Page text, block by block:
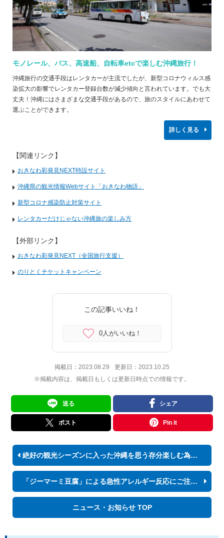
モノレール、バス、高速船、自転車etcで楽しむ沖縄旅行！
沖縄旅⾏の交通⼿段はレンタカーが主流でしたが、新型コロナウィルス感
染拡⼤の影響でレンタカー登録台数が減少傾向と⾔われています。でも⼤
丈夫！沖縄にはさまざまな交通⼿段があるので、旅のスタイルにあわせて
選ぶことができます。
詳しく見る
【関連リンク】
おきなわ彩発見NEXT特設サイト
沖縄県の観光情報Webサイト「おきなわ物語」
新型コロナ感染防止対策サイト
レンタカーだけじゃない沖縄旅の楽しみ方
【外部リンク】
おきなわ彩発見NEXT（全国旅行支援）
のりとくチケットキャンペーン
この記事いいね！
0人がいいね！
掲載日： 2023.08.29 更新日： 2023.10.25
※掲載内容は、掲載日もしくは更新日時点での情報です。
送る シェア
ポスト Pin it
絶好の観光シーズンに入った沖縄を思う存分楽しむ為に！
「ジーマーミ豆腐」による急性アレルギー反応にご注意下さい
ニュース・お知らせ TOP